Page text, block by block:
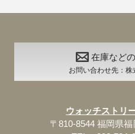
在庫など
お問い合わせ先：株
ウォッチストリ
〒810-8544 福岡県